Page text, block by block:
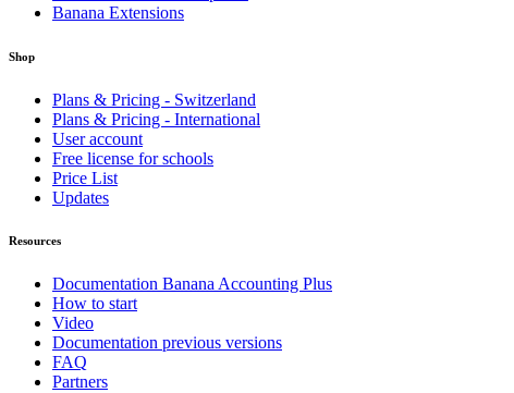
Banana Extensions
Shop
Plans & Pricing - Switzerland
Plans & Pricing - International
User account
Free license for schools
Price List
Updates
Resources
Documentation Banana Accounting Plus
How to start
Video
Documentation previous versions
FAQ
Partners